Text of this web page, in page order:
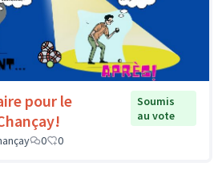
pour le
Soumis
au vote
0 0